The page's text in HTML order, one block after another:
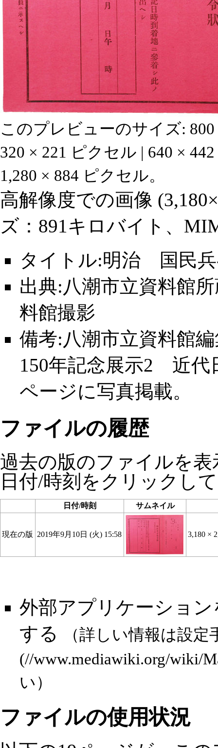
このプレビューのサイズ:
320 × 221 ピクセル | 640 ×
1,280 × 884 ピクセル。
高解像度での画像
ズ：891キロバイト、
タイトル:明治 国民
出典:八潮市立資料館
料館撮影
備考:八潮市立資料館
150年記念展示2 近代
ページに写真掲載。
ファイルの履歴
過去の版のファイルを
日付/時刻をクリックし
日付/時刻 サムネイル
現在の版 2019年9月10日 (火) 15:58 3,180 ×
外部アプリケーショ
する
（詳しい情報は設定
い）
ファイルの使用状況